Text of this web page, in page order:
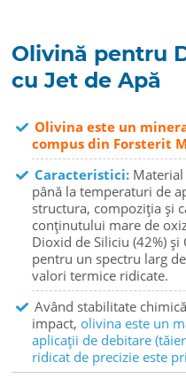
Olivină pentru
cu Jet de Apă
Olivina este un
compus din Forsterit
Caracteristici:
până la temperaturi de
structura, compoziția și
conținutului mare de
Dioxid de Siliciu (42%)
pentru un spectru larg
valori termice ridicate.
Având stabilitate
impact, olivina este un
aplicații de debitare
ridicat de precizie este